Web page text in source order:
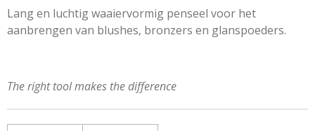
e
Lang en luchtig waaiervormig penseel voor het
aanbrengen van blushes, bronzers en glanspoeders.
The right tool makes the difference